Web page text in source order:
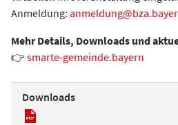
Anmeldung:
Mehr Details, Downloads und
👉 smarte-gemeinde.bayern
Downloads